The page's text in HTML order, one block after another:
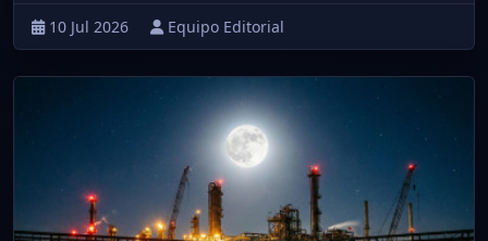
10 Jul 2026 Equipo Editorial